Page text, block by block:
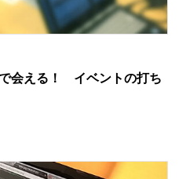
会える！ イベントの打ち